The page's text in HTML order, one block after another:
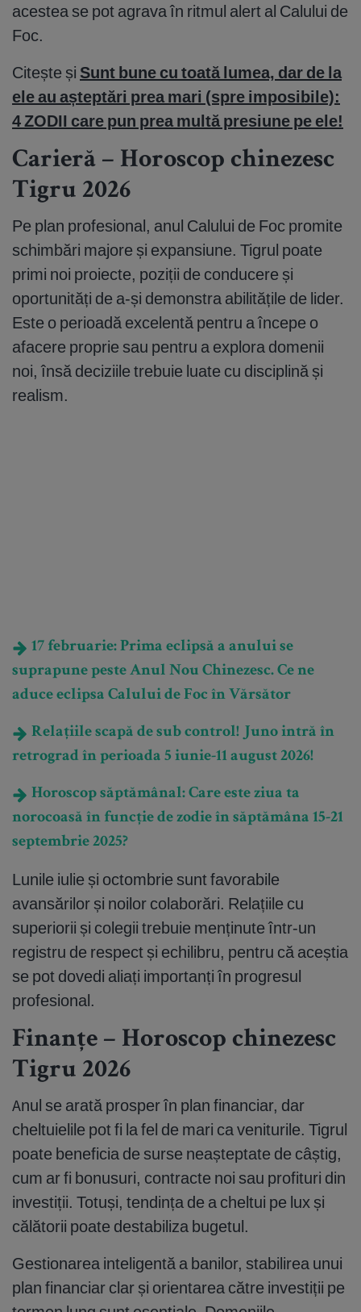
acestea se pot agrava în ritmul alert al Calului de
Foc.
Citește și Sunt bune cu toată lumea, dar de la
ele au așteptări prea mari (spre imposibile):
4 ZODII care pun prea multă presiune pe ele!
Carieră – Horoscop chinezesc
Tigru 2026
Pe plan profesional, anul Calului de Foc promite
schimbări majore și expansiune. Tigrul poate
primi noi proiecte, poziții de conducere și
oportunități de a-și demonstra abilitățile de lider.
Este o perioadă excelentă pentru a începe o
afacere proprie sau pentru a explora domenii
noi, însă deciziile trebuie luate cu disciplină și
realism.
17 februarie: Prima eclipsă a anului se
suprapune peste Anul Nou Chinezesc. Ce ne
aduce eclipsa Calului de Foc în Vărsător
Relațiile scapă de sub control! Juno intră în
retrograd în perioada 5 iunie-11 august 2026!
Horoscop săptămânal: Care este ziua ta
norocoasă în funcție de zodie în săptămâna 15-21
septembrie 2025?
Lunile iulie și octombrie sunt favorabile
avansărilor și noilor colaborări. Relațiile cu
superiorii și colegii trebuie menținute într-un
registru de respect și echilibru, pentru că aceștia
se pot dovedi aliați importanți în progresul
profesional.
Finanțe – Horoscop chinezesc
Tigru 2026
Anul se arată prosper în plan financiar, dar
cheltuielile pot fi la fel de mari ca veniturile. Tigrul
poate beneficia de surse neașteptate de câștig,
cum ar fi bonusuri, contracte noi sau profituri din
investiții. Totuși, tendința de a cheltui pe lux și
călătorii poate destabiliza bugetul.
Gestionarea inteligentă a banilor, stabilirea unui
plan financiar clar și orientarea către investiții pe